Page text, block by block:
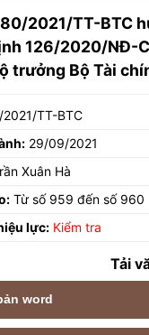
2021/TT-BTC
126/2020/NĐ-
trưởng Bộ Tài
TT-BTC
29/09/2021
Xuân Hà
Từ số 959 đến số 960
lực: Kiểm tra
Tải
word